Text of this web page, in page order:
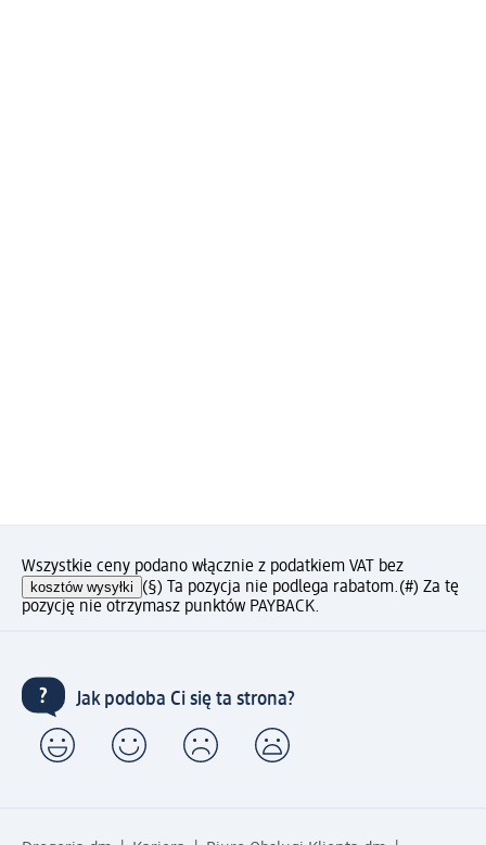
Wszystkie ceny podano włącznie z podatkiem VAT bez
kosztów wysyłki (§) Ta pozycja nie podlega rabatom.(#) Za tę
pozycję nie otrzymasz punktów PAYBACK.
Jak podoba Ci się ta strona?